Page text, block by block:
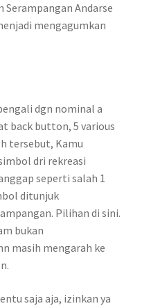
Andarse
mengagumkan
dgn nominal a
back button, 5 various
tersebut, Kamu
dri rekreasi
seperti salah 1
ditunjuk
Pilihan di sini.
bukan
masih mengarah ke
saja aja, izinkan ya